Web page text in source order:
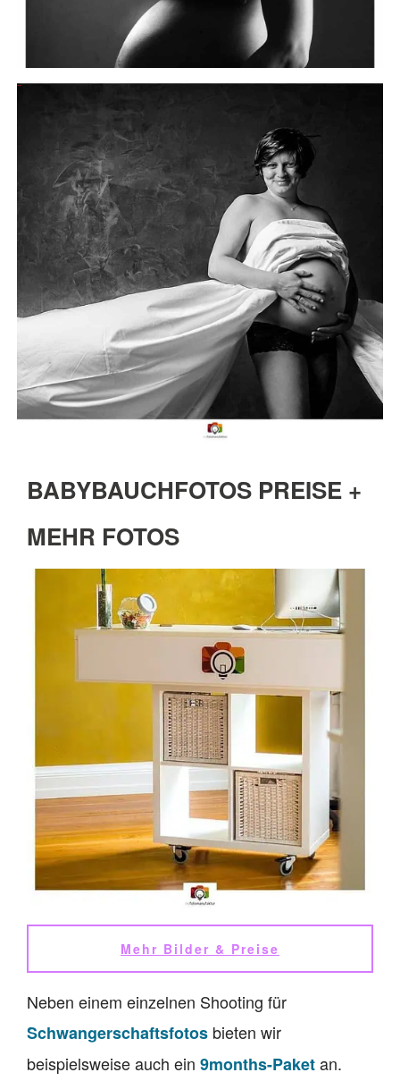
BABYBAUCHFOTOS PREISE +
MEHR FOTOS
Mehr Bilder & Preise
Neben einem einzelnen Shooting für
Schwangerschaftsfotos bieten wir
beispielsweise auch ein 9months-Paketan.